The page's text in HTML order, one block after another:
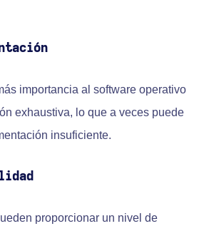
importancia al software operativo
exhaustiva, lo que a veces puede
insuficiente.
proporcionar un nivel de